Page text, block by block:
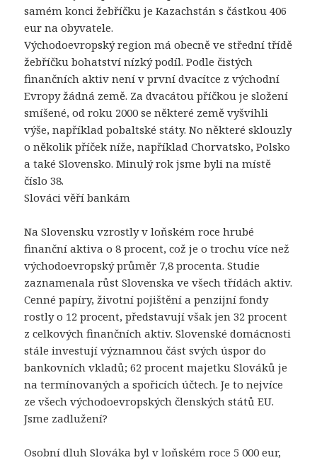
samém konci žebříčku je Kazachstán s částkou 406
eur na obyvatele.
Východoevropský region má obecně ve střední třídě
žebříčku bohatství nízký podíl. Podle čistých
finančních aktiv není v první dvacítce z východní
Evropy žádná země. Za dvacátou příčkou je složení
smíšené, od roku 2000 se některé země vyšvihli
výše, například pobaltské státy. No některé sklouzly
o několik příček níže, například Chorvatsko, Polsko
a také Slovensko. Minulý rok jsme byli na místě
číslo 38.
Slováci věří bankám
Na Slovensku vzrostly v loňském roce hrubé
finanční aktiva o 8 procent, což je o trochu více než
východoevropský průměr 7,8 procenta. Studie
zaznamenala růst Slovenska ve všech třídách aktiv.
Cenné papíry, životní pojištění a penzijní fondy
rostly o 12 procent, představují však jen 32 procent
z celkových finančních aktiv. Slovenské domácnosti
stále investují významnou část svých úspor do
bankovních vkladů; 62 procent majetku Slováků je
na termínovaných a spořicích účtech. Je to nejvíce
ze všech východoevropských členských států EU.
Jsme zadlužení?
Osobní dluh Slováka byl v loňském roce 5 000 eur,